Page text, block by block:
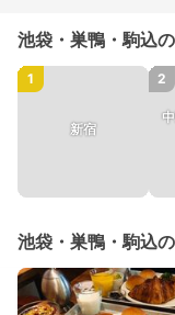
池袋・巣鴨・駒込
1
新宿
2
池袋・巣鴨・駒込